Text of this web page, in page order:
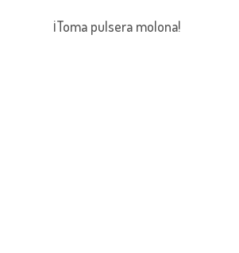
¡Toma pulsera molona!